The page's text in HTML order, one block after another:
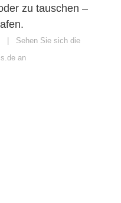
zu tauschen –
| Sehen Sie sich die
an